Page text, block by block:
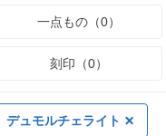
一点もの（0）
刻印（0）
デュモルチェライト